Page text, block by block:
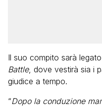
Il suo compito sarà
Battle, dove vestirà sia i
giudice a tempo.
“Dopo la conduzione